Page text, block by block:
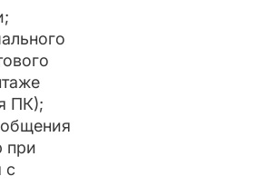
ПК);
при
с